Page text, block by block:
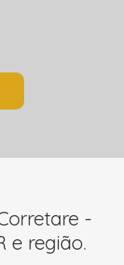
-
e região.